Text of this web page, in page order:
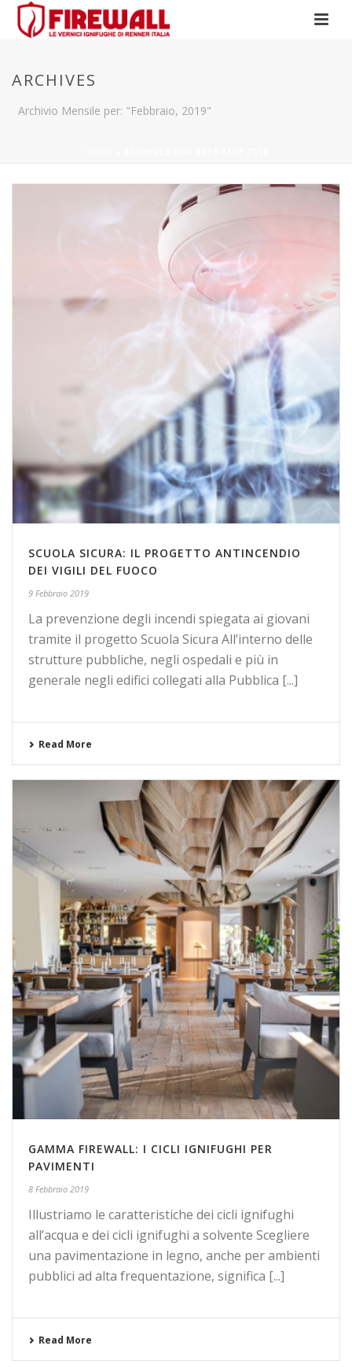
ARCHIVES
Archivio Mensile per: "Febbraio, 2019"
SCUOLA SICURA: IL PROGETTO ANTINCENDIO
DEI VIGILI DEL FUOCO
9 Febbraio 2019
La prevenzione degli incendi spiegata ai giovani
tramite il progetto Scuola Sicura All’interno delle
strutture pubbliche, negli ospedali e più in
generale negli edifici collegati alla Pubblica [...]
Read More
GAMMA FIREWALL: I CICLI IGNIFUGHI PER
PAVIMENTI
8 Febbraio 2019
Illustriamo le caratteristiche dei cicli ignifughi
all’acqua e dei cicli ignifughi a solvente Scegliere
una pavimentazione in legno, anche per ambienti
pubblici ad alta frequentazione, significa [...]
Read More